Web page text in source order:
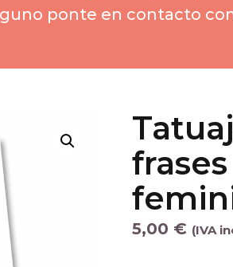
ponte en contacto
5,00 € (IVA